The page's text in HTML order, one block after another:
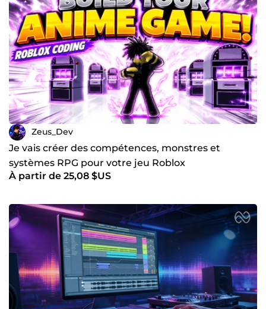
Zeus_Dev
Je vais créer des compétences, monstres et
systèmes RPG pour votre jeu Roblox
À partir de 25,08 $US